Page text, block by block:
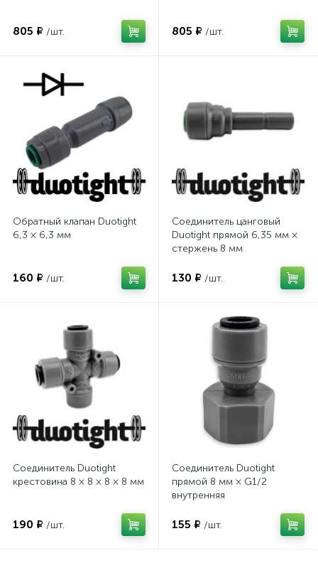
805 ₽ /шт. 805 ₽ /шт.
Обратный клапан Duotight
6,3 × 6,3 мм
160 ₽ /шт.
Соединитель цанговый
Duotight прямой 6,35 мм ×
стержень 8 мм
130 ₽ /шт.
Соединитель Duotight
крестовина 8 × 8 × 8 × 8 мм
190 ₽ /шт.
Соединитель Duotight
прямой 8 мм × G1/2
внутренняя
155 ₽ /шт.